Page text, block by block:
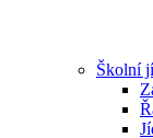
Školní